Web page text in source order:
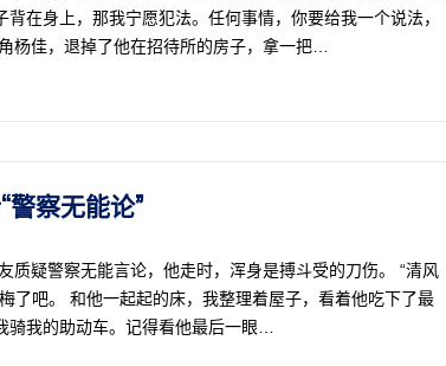
在身上，那我宁愿犯法。任何事情，你要给我一个说法，
杨佳，退掉了他在招待所的房子，拿一把…
警察无能论”
疑警察无能言论，他走时，浑身是搏斗受的刀伤。 “清风
了吧。 和他一起起的床，我整理着屋子，看着他吃下了最
我的助动车。记得看他最后一眼…